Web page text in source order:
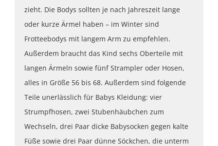
zieht. Die Bodys sollten je nach Jahreszeit lange
oder kurze Ärmel haben – im Winter sind
Frotteebodys mit langem Arm zu empfehlen.
Außerdem braucht das Kind sechs Oberteile mit
langen Ärmeln sowie fünf Strampler oder Hosen,
alles in Größe 56 bis 68. Außerdem sind folgende
Teile unerlässlich für Babys Kleidung: vier
Strumpfhosen, zwei Stubenhäubchen zum
Wechseln, drei Paar dicke Babysocken gegen kalte
Füße sowie drei Paar dünne Söckchen, die unterm